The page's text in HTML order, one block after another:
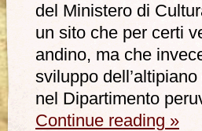
del Ministero di
un sito che per certi
andino, ma che
sviluppo
nel Dipartimento
Continue reading »